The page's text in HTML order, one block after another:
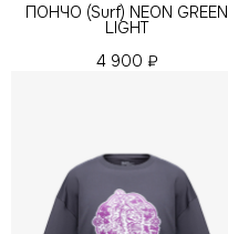
ПОНЧО (Surf) NEON GREEN
LIGHT
4 900 ₽